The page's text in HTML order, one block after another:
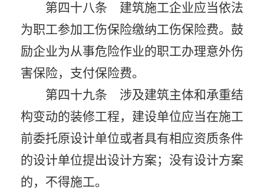
第四十八条 建筑施工企业应当依法
为职工参加工伤保险缴纳工伤保险费。鼓
励企业为从事危险作业的职工办理意外伤
害保险，支付保险费。
第四十九条 涉及建筑主体和承重结
构变动的装修工程，建设单位应当在施工
前委托原设计单位或者具有相应资质条件
的设计单位提出设计方案；没有设计方案
的，不得施工。